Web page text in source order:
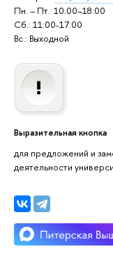
Пн. – Пт.: 10:00–18:00
Сб.: 11:00-17:00
Вс.: Выходной
Выразительная кнопка
для предложений и
деятельности